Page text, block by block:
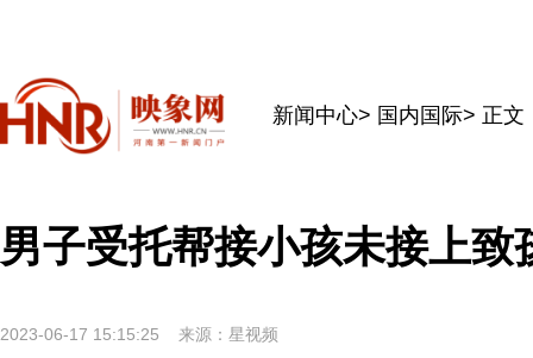
新闻中心> 国内国际> 正文
男子受托帮接小孩未接上
2023-06-17 15:15:25 来源：星视频